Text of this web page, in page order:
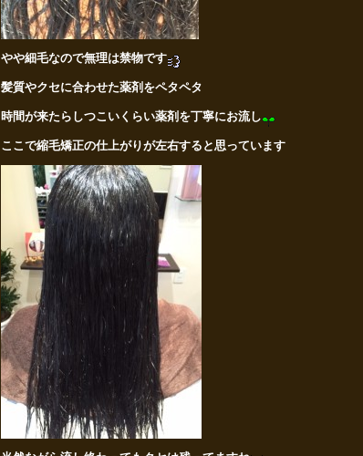
やや細毛なので無理は禁物です
髪質やクセに合わせた薬剤をペタペタ
時間が来たらしつこいくらい薬剤を丁寧にお流し
ここで縮毛矯正の仕上がりが左右すると思っています